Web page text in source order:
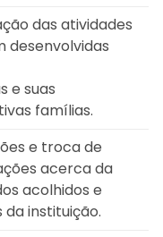
das atividades
desenvolvidas
e suas
famílias.
e troca de
acerca da
acolhidos e
da instituição.